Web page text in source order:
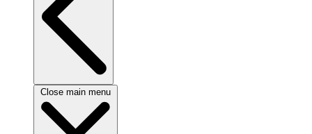
Close main menu